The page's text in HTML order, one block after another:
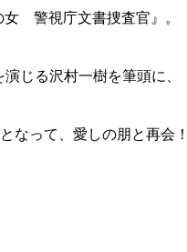
女 警視庁文書捜査官』。
じる沢村一樹を筆頭に、
なって、愛しの朋と再会！